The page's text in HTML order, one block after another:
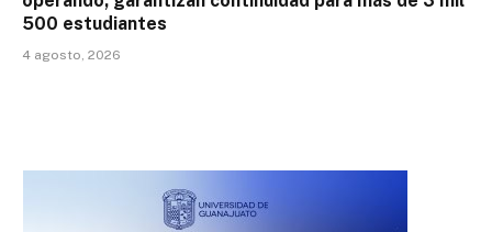
500 estudiantes
4 agosto, 2026